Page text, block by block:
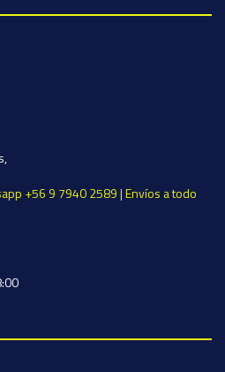
+56 9 7940 2589 | Envíos a todo